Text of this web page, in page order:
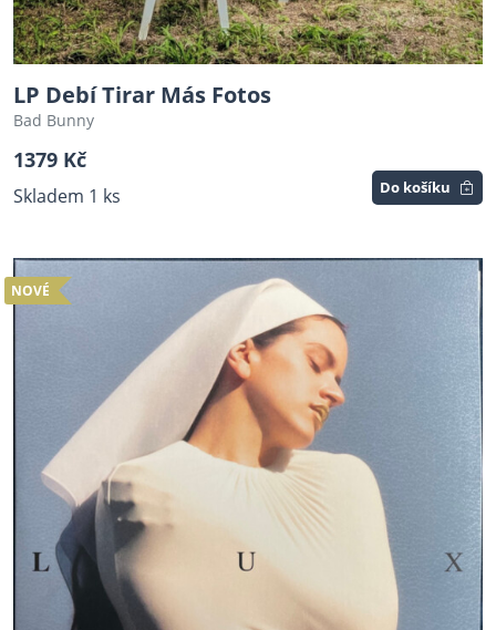
LP Debí Tirar Más Fotos
Bad Bunny
1379 Kč
Skladem 1 ks Do košíku
NOVÉ